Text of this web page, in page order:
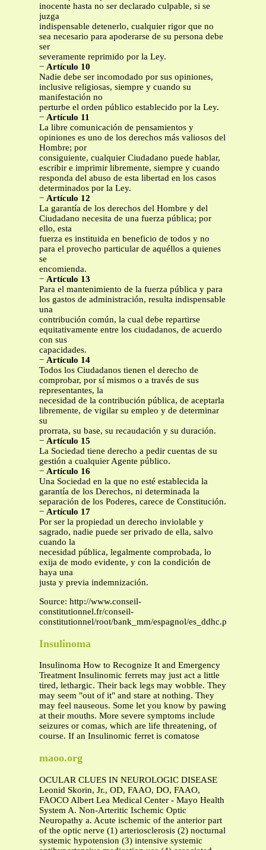
inocente hasta no ser declarado culpable, si se
juzga
indispensable detenerlo, cualquier rigor que no
sea necesario para apoderarse de su persona debe
ser
severamente reprimido por la Ley.
− Artículo 10
Nadie debe ser incomodado por sus opiniones,
inclusive religiosas, siempre y cuando su
manifestación no
perturbe el orden público establecido por la Ley.
− Artículo 11
La libre comunicación de pensamientos y
opiniones es uno de los derechos más valiosos del
Hombre; por
consiguiente, cualquier Ciudadano puede hablar,
escribir e imprimir libremente, siempre y cuando
responda del abuso de esta libertad en los casos
determinados por la Ley.
− Artículo 12
La garantía de los derechos del Hombre y del
Ciudadano necesita de una fuerza pública; por
ello, esta
fuerza es instituida en beneficio de todos y no
para el provecho particular de aquéllos a quienes
se
encomienda.
− Artículo 13
Para el mantenimiento de la fuerza pública y para
los gastos de administración, resulta indispensable
una
contribución común, la cual debe repartirse
equitativamente entre los ciudadanos, de acuerdo
con sus
capacidades.
− Artículo 14
Todos los Ciudadanos tienen el derecho de
comprobar, por sí mismos o a través de sus
representantes, la
necesidad de la contribución pública, de aceptarla
libremente, de vigilar su empleo y de determinar
su
prorrata, su base, su recaudación y su duración.
− Artículo 15
La Sociedad tiene derecho a pedir cuentas de su
gestión a cualquier Agente público.
− Artículo 16
Una Sociedad en la que no esté establecida la
garantía de los Derechos, ni determinada la
separación de los Poderes, carece de Constitución.
− Artículo 17
Por ser la propiedad un derecho inviolable y
sagrado, nadie puede ser privado de ella, salvo
cuando la
necesidad pública, legalmente comprobada, lo
exija de modo evidente, y con la condición de
haya una
justa y previa indemnización.
Source: http://www.conseil-
constitutionnel.fr/conseil-
constitutionnel/root/bank_mm/espagnol/es_ddhc.pdf
Insulinoma
Insulinoma How to Recognize It and Emergency
Treatment Insulinomic ferrets may just act a little
tired, lethargic. Their back legs may wobble. They
may seem "out of it" and stare at nothing. They
may feel nauseous. Some let you know by pawing
at their mouths. More severe symptoms include
seizures or comas, which are life threatening, of
course. If an Insulinomic ferret is comatose
maoo.org
OCULAR CLUES IN NEUROLOGIC DISEASE
Leonid Skorin, Jr., OD, FAAO, DO, FAAO,
FAOCO Albert Lea Medical Center - Mayo Health
System A. Non-Arteritic Ischemic Optic
Neuropathy a. Acute ischemic of the anterior part
of the optic nerve (1) arteriosclerosis (2) nocturnal
systemic hypotension (3) intensive systemic